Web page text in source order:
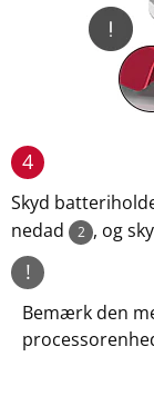
4
Skyd
nedad
2 , og
!
Bemærk den